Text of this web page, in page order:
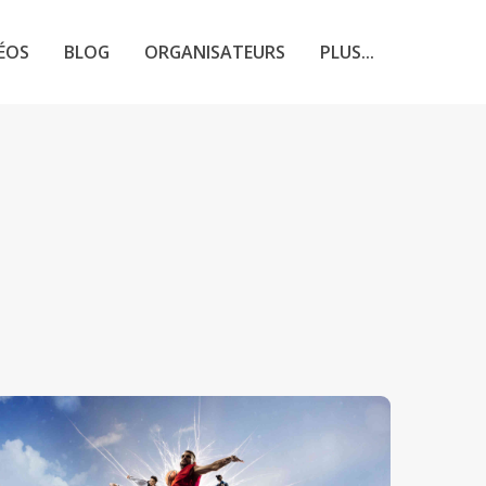
BLOG ORGANISATEURS PLUS...